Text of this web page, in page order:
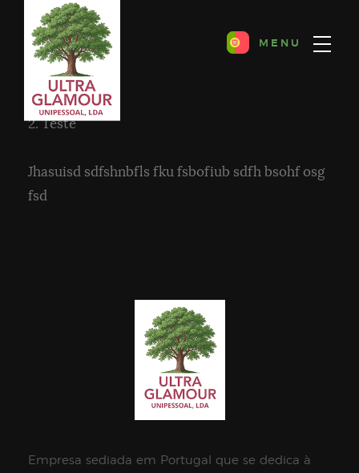
MENU
Teste
Início
Teste
Jhasuisd sdfshnbfls fku fsbofiub sdfh bsohf osg
fsd
Empresa sediada em Portugal que se dedica à